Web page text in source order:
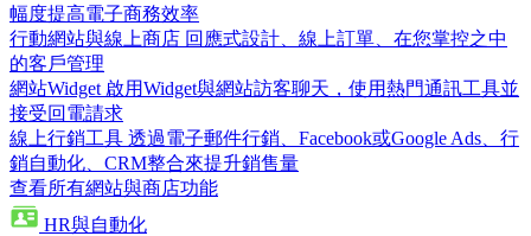
幅度提高電子商務效率
行動網站與線上商店 回應式設計、線上訂單、在您掌控之中
的客戶管理
網站Widget 啟用Widget與網站訪客聊天，使用熱門通訊工具並
接受回電請求
線上行銷工具 透過電子郵件行銷、Facebook或Google Ads、行
銷自動化、CRM整合來提升銷售量
查看所有網站與商店功能
HR與自動化